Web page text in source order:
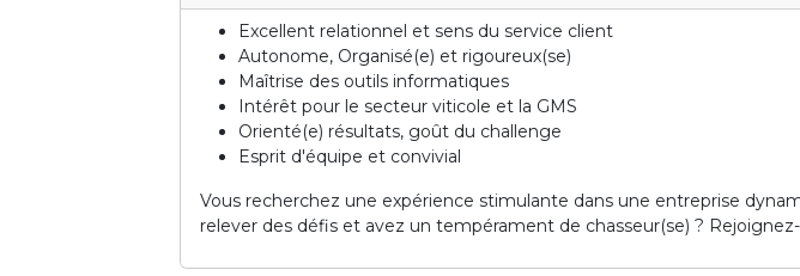
Excellent relationnel et sens du service client
Autonome, Organisé(e) et rigoureux(se)
Maîtrise des outils informatiques
Intérêt pour le secteur viticole et la GMS
Orienté(e) résultats, goût du challenge
Esprit d'équipe et convivial
Vous recherchez une expérience stimulante dans une entreprise
relever des défis et avez un tempérament de chasseur(se) ?